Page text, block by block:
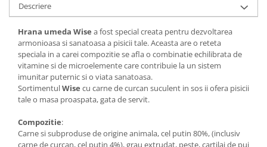
Descriere
Hrana umeda Wise a fost special creata pentru dezvoltarea
armonioasa si sanatoasa a pisicii tale. Aceasta are o reteta
speciala in a carei compozitie se afla o combinatie echilibrata de
vitamine si de microelemente care contribuie la un sistem
imunitar puternic si o viata sanatoasa.
SortimentulWise cu carne de curcan suculent in sos ii ofera pisicii
tale o masa proaspata, gata de servit.
Compozitie:
Carne si subproduse de origine animala, cel putin 80%, (inclusiv
carne de curcan, cel putin 4%), grau extrudat, peste, cartilaj de pui